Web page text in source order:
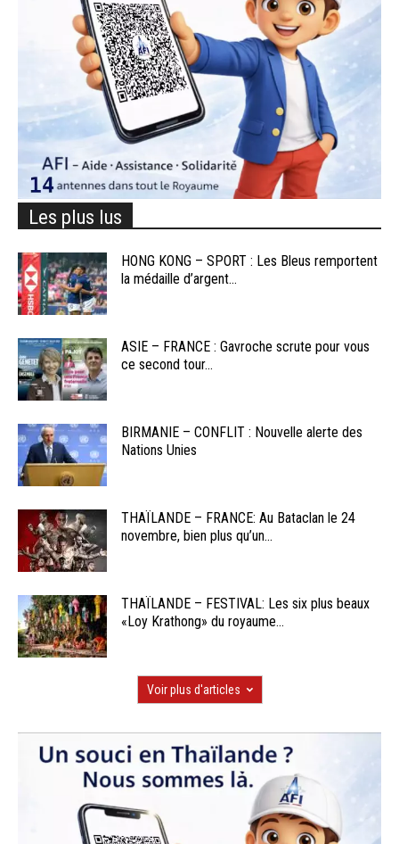
Les plus lus
HONG KONG – SPORT : Les Bleus remportent
la médaille d’argent...
ASIE – FRANCE : Gavroche scrute pour vous
ce second tour...
BIRMANIE – CONFLIT : Nouvelle alerte des
Nations Unies
THAÏLANDE – FRANCE: Au Bataclan le 24
novembre, bien plus qu’un...
THAÏLANDE – FESTIVAL: Les six plus beaux
«Loy Krathong» du royaume...
Voir plus d'articles